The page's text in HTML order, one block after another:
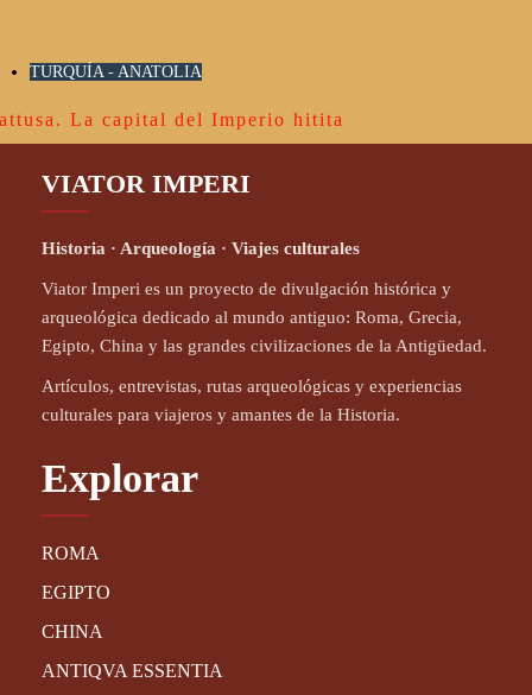
TURQUÍA - ANATOLIA
La capital del Imperio hitita
VIATOR IMPERI
Historia · Arqueología · Viajes culturales
Viator Imperi es un proyecto de divulgación histórica y
arqueológica dedicado al mundo antiguo: Roma, Grecia,
Egipto, China y las grandes civilizaciones de la Antigüedad.
Artículos, entrevistas, rutas arqueológicas y experiencias
culturales para viajeros y amantes de la Historia.
Explorar
ROMA
EGIPTO
CHINA
ANTIQVA ESSENTIA